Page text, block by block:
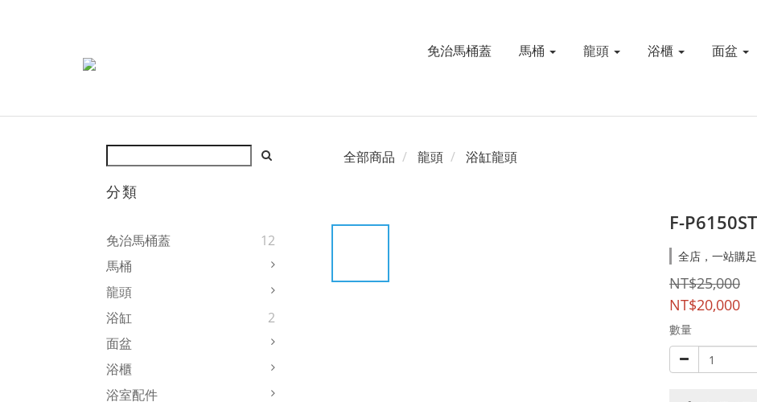
免治馬桶蓋 馬桶 龍頭 浴櫃 面盆
分類
免治馬桶蓋
12
馬桶
龍頭
浴缸
2
面盆
浴櫃
浴室配件
全部商品 龍頭 浴缸龍頭
F-
全店，一站購
NT$25,000
NT$20,000
數量